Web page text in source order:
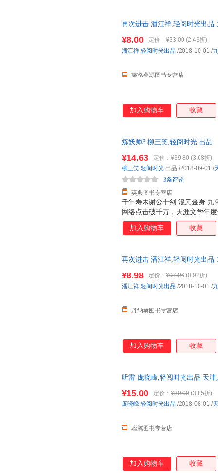
而又神秘的部队，专门负责各
中的神仙岛为什么会有奇特的
死如归的热血青年，数次深入
再次进击 潘江祥,轻阅时光出品
¥8.00 定价： ¥33.00 (2.43折)
鑫泓睿源图书专营店
潘江祥,轻阅时光出品 /2018-10-01 /
加入购物车 收藏
炼妖师3 柳三笑,轻阅时光 出品
千年寿木谢公十剑 混元金身 九
网络点击破千万，天涯文学年
四起混元心到底有几颗？里面
门，究竟各自怀有多少不可告
¥14.63 定价： ¥39.80 (3.68折)
英典图书专营店
3条评论
柳三笑,轻阅时光 出品 /2018-09-01 /
加入购物车 收藏
再次进击 潘江祥,轻阅时光出品
¥8.98 定价： ¥97.96 (0.92折)
丹纳赫图书专营店
潘江祥,轻阅时光出品 /2018-10-01 /
加入购物车 收藏
听雷 庞晓峰,轻阅时光出品 天
¥15.00 定价： ¥39.00 (3.85折)
聪腾图书专营店
庞晓峰,轻阅时光出品 /2018-08-01 /
加入购物车 收藏